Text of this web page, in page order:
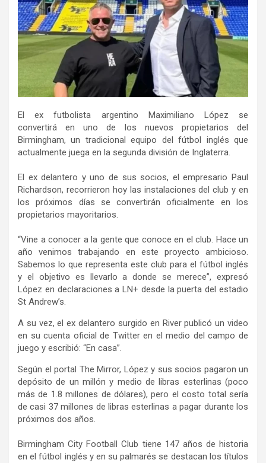
El ex futbolista argentino Maximiliano López se
convertirá en uno de los nuevos propietarios del
Birmingham, un tradicional equipo del fútbol inglés que
actualmente juega en la segunda división de Inglaterra.
El ex delantero y uno de sus socios, el empresario Paul
Richardson, recorrieron hoy las instalaciones del club y en
los próximos días se convertirán oficialmente en los
propietarios mayoritarios.
“Vine a conocer a la gente que conoce en el club. Hace un
año venimos trabajando en este proyecto ambicioso.
Sabemos lo que representa este club para el fútbol inglés
y el objetivo es llevarlo a donde se merece”, expresó
López en declaraciones a LN+ desde la puerta del estadio
St Andrew’s.
A su vez, el ex delantero surgido en River publicó un video
en su cuenta oficial de Twitter en el medio del campo de
juego y escribió: “En casa”.
Según el portal The Mirror, López y sus socios pagaron un
depósito de un millón y medio de libras esterlinas (poco
más de 1.8 millones de dólares), pero el costo total sería
de casi 37 millones de libras esterlinas a pagar durante los
próximos dos años.
Birmingham City Football Club tiene 147 años de historia
en el fútbol inglés y en su palmarés se destacan los títulos